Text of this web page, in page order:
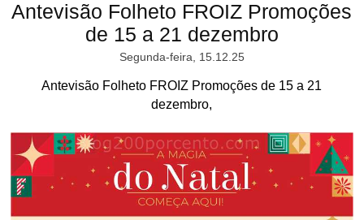
Antevisão Folheto FROIZ Promoções
de 15 a 21 dezembro
Segunda-feira, 15.12.25
Antevisão Folheto FROIZ Promoções de 15 a 21
dezembro,